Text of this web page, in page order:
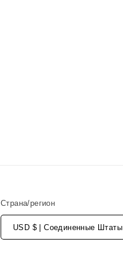
Страна/регион
USD $ | Соединенные Штаты